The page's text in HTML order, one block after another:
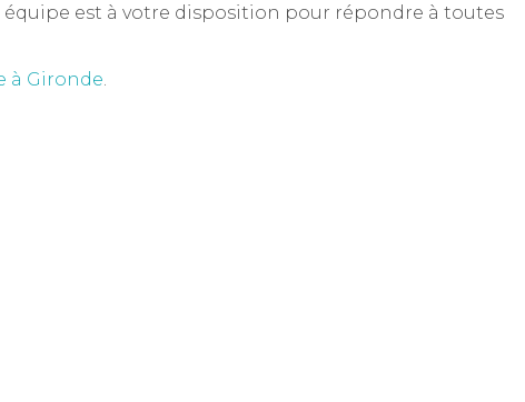
est à votre disposition pour répondre à toutes
à Gironde